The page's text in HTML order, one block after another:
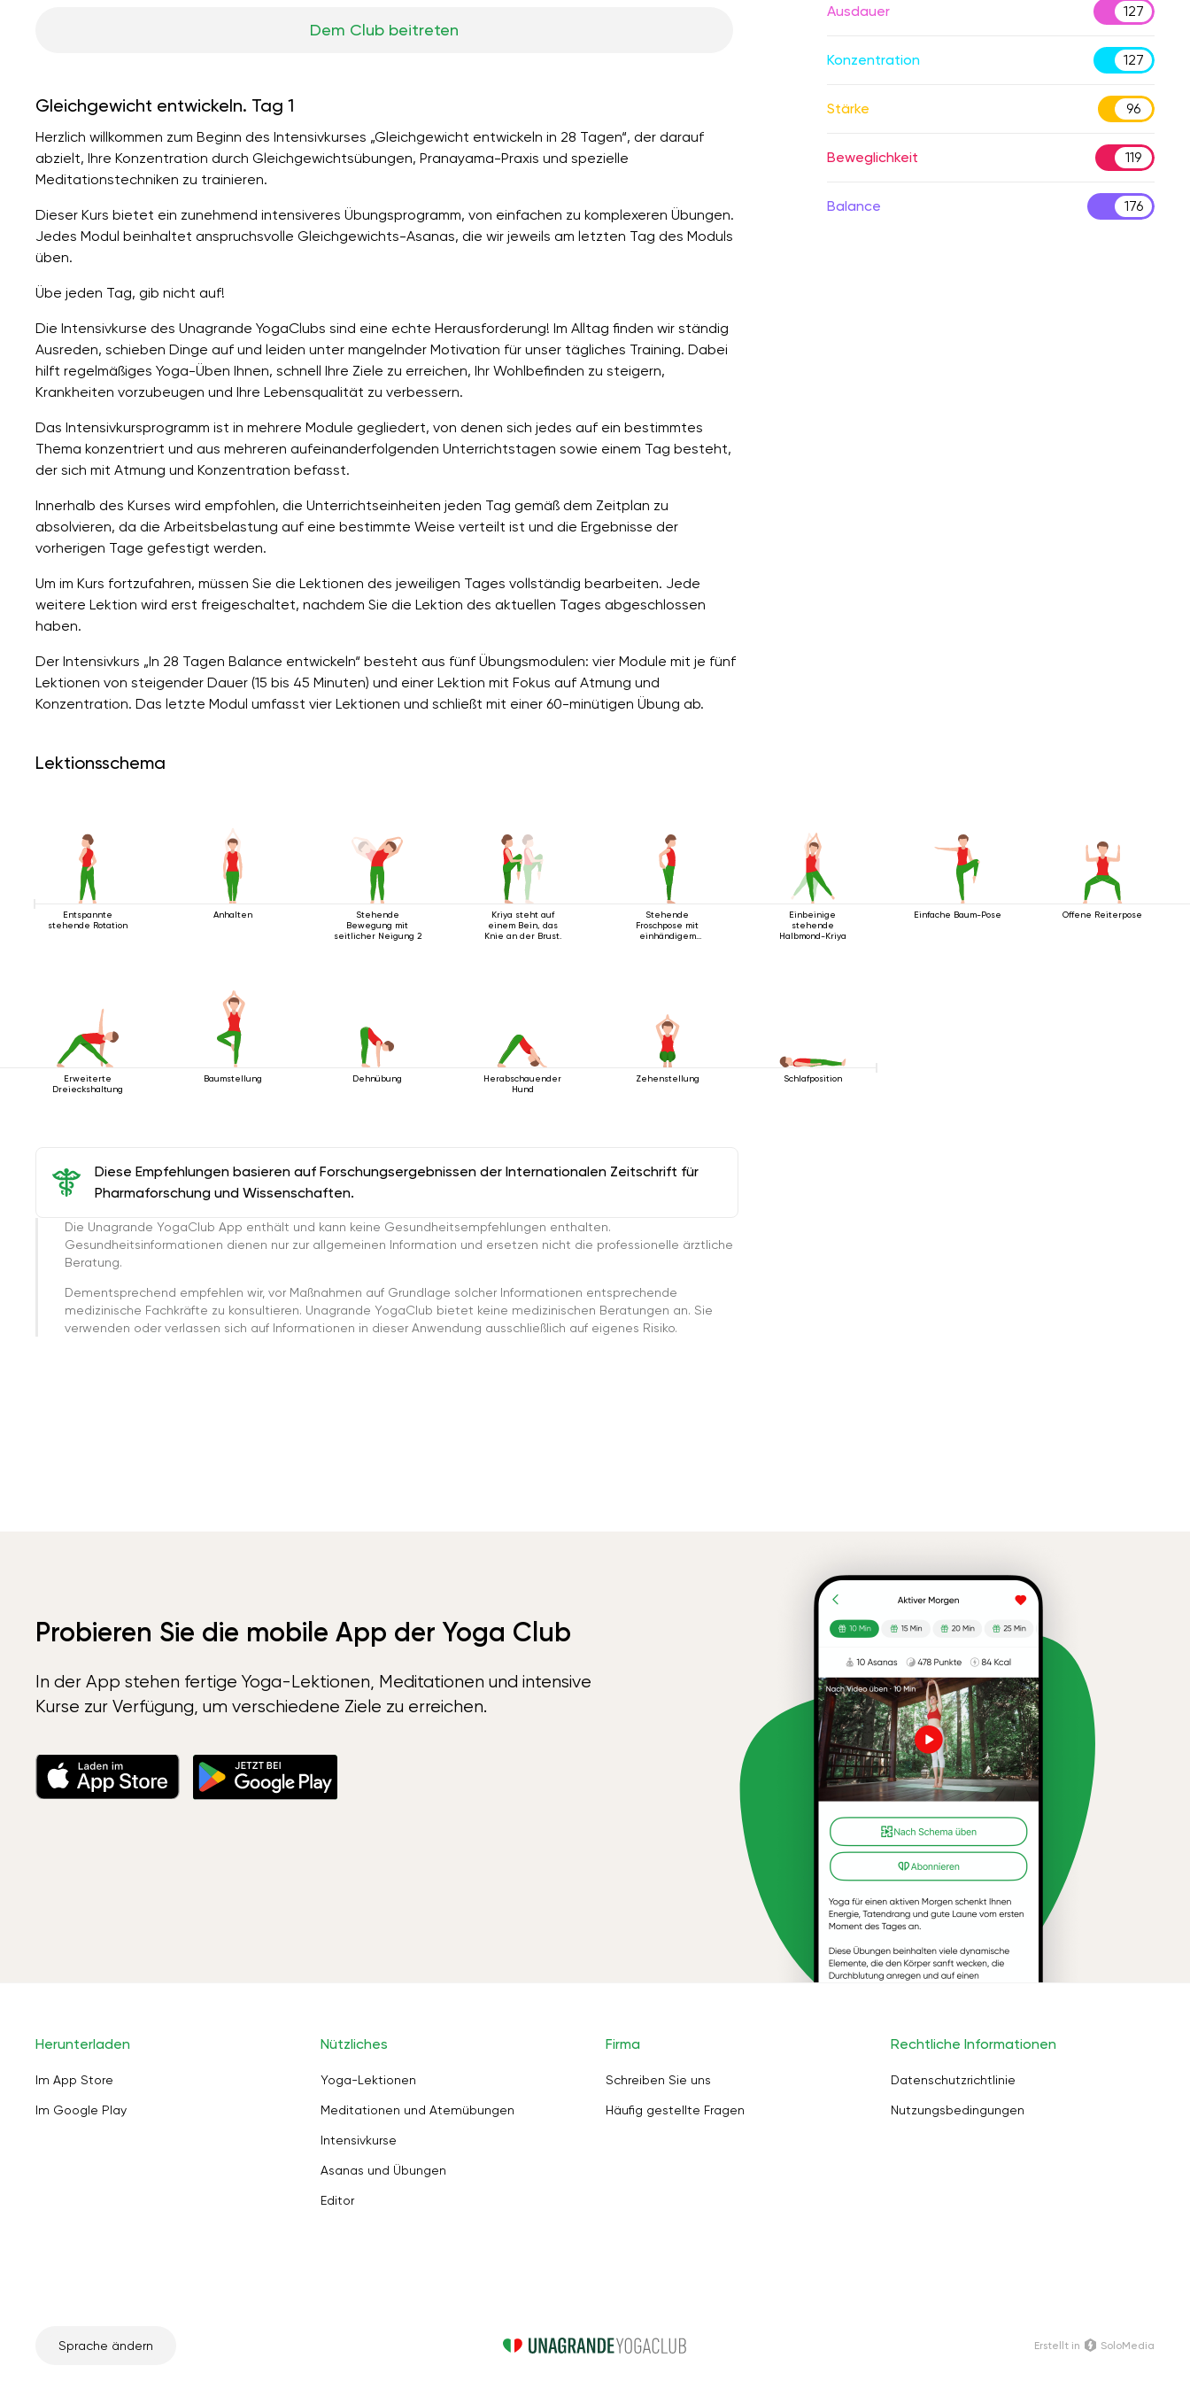
Dem Club beitreten
Gleichgewicht entwickeln. Tag 1
Herzlich willkommen zum Beginn des Intensivkurses „Gleichgewicht entwickeln in 28 Tagen“, der darauf
abzielt, Ihre Konzentration durch Gleichgewichtsübungen, Pranayama-Praxis und spezielle
Meditationstechniken zu trainieren.
Dieser Kurs bietet ein zunehmend intensiveres Übungsprogramm, von einfachen zu komplexeren Übungen.
Jedes Modul beinhaltet anspruchsvolle Gleichgewichts-Asanas, die wir jeweils am letzten Tag des Moduls
üben.
Übe jeden Tag, gib nicht auf!
Die Intensivkurse des Unagrande YogaClubs sind eine echte Herausforderung! Im Alltag finden wir ständig
Ausreden, schieben Dinge auf und leiden unter mangelnder Motivation für unser tägliches Training. Dabei
hilft regelmäßiges Yoga-Üben Ihnen, schnell Ihre Ziele zu erreichen, Ihr Wohlbefinden zu steigern,
Krankheiten vorzubeugen und Ihre Lebensqualität zu verbessern.
Das Intensivkursprogramm ist in mehrere Module gegliedert, von denen sich jedes auf ein bestimmtes
Thema konzentriert und aus mehreren aufeinanderfolgenden Unterrichtstagen sowie einem Tag besteht,
der sich mit Atmung und Konzentration befasst.
Innerhalb des Kurses wird empfohlen, die Unterrichtseinheiten jeden Tag gemäß dem Zeitplan zu
absolvieren, da die Arbeitsbelastung auf eine bestimmte Weise verteilt ist und die Ergebnisse der
vorherigen Tage gefestigt werden.
Um im Kurs fortzufahren, müssen Sie die Lektionen des jeweiligen Tages vollständig bearbeiten. Jede
weitere Lektion wird erst freigeschaltet, nachdem Sie die Lektion des aktuellen Tages abgeschlossen
haben.
Der Intensivkurs „In 28 Tagen Balance entwickeln“ besteht aus fünf Übungsmodulen: vier Module mit je fünf
Lektionen von steigender Dauer (15 bis 45 Minuten) und einer Lektion mit Fokus auf Atmung und
Konzentration. Das letzte Modul umfasst vier Lektionen und schließt mit einer 60-minütigen Übung ab.
Ausdauer 127
Konzentration 127
Stärke 96
Beweglichkeit 119
Balance 176
Lektionsschema
Entspannte
stehende Rotation
Anhalten
Stehende
Bewegung mit
seitlicher Neigung 2
Kriya steht auf
einem Bein, das
Knie an der Brust.
Stehende
Froschpose mit
einhändigem
Einbeinige
stehende
Halbmond-Kriya
Einfache Baum-Pose Offene Reiterpose
Erweiterte
Dreieckshaltung
Baumstellung Dehnübung
Herabschauender
Hund
Zehenstellung Schlafposition
Diese Empfehlungen basieren auf Forschungsergebnissen der Internationalen Zeitschrift für
Pharmaforschung und Wissenschaften.
Die Unagrande YogaClub App enthält und kann keine Gesundheitsempfehlungen enthalten.
Gesundheitsinformationen dienen nur zur allgemeinen Information und ersetzen nicht die professionelle ärztliche
Beratung.
Dementsprechend empfehlen wir, vor Maßnahmen auf Grundlage solcher Informationen entsprechende
medizinische Fachkräfte zu konsultieren. Unagrande YogaClub bietet keine medizinischen Beratungen an. Sie
verwenden oder verlassen sich auf Informationen in dieser Anwendung ausschließlich auf eigenes Risiko.
Probieren Sie die mobile App der Yoga Club
In der App stehen fertige Yoga-Lektionen, Meditationen und intensive
Kurse zur Verfügung, um verschiedene Ziele zu erreichen.
Herunterladen
Im App Store
Im Google Play
Nützliches
Yoga-Lektionen
Meditationen und Atemübungen
Intensivkurse
Asanas und Übungen
Editor
Firma
Schreiben Sie uns
Häufig gestellte Fragen
Rechtliche Informationen
Datenschutzrichtlinie
Nutzungsbedingungen
Sprache ändern Erstellt in SoloMedia